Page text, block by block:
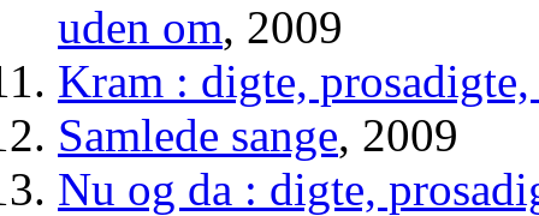
uden om, 2009
Kram : digte, prosadigte,
Samlede sange, 2009
Nu og da : digte,